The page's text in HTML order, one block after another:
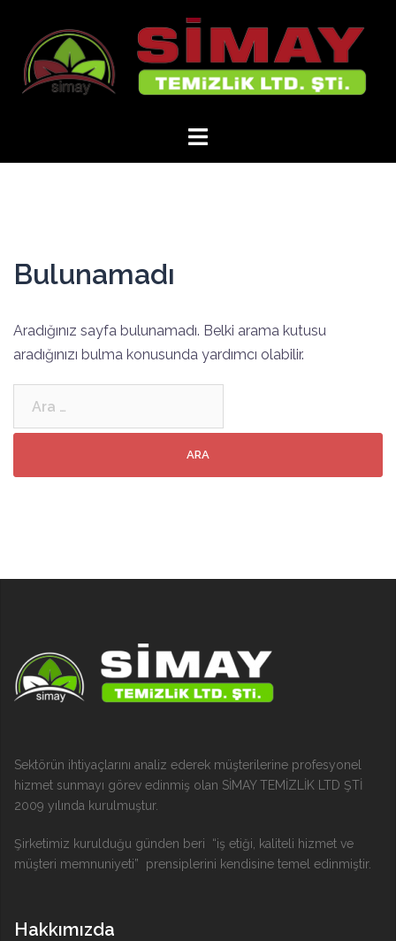
Bulunamadı
Aradığınız sayfa bulunamadı. Belki arama kutusu
aradığınızı bulma konusunda yardımcı olabilir.
Sektörün ihtiyaçlarını analiz ederek müşterilerine profesyonel
hizmet sunmayı görev edinmiş olan SİMAY TEMİZLİK LTD ŞTİ
2009 yılında kurulmuştur.
Şirketimiz kurulduğu günden beri “iş etiği, kaliteli hizmet ve
müşteri memnuniyeti” prensiplerini kendisine temel edinmiştir.
Hakkımızda